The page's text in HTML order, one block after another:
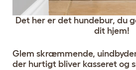
Det her er det hundebur, du
dit hjem!
Glem skræmmende,
der hurtigt bliver kasseret og